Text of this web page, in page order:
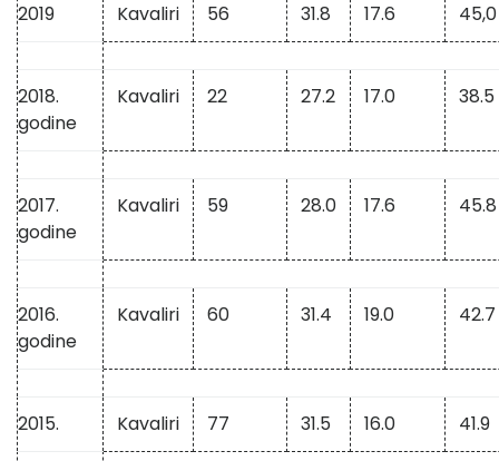
2019 Kavaliri 56 31.8 17.6 45,0
2018.
godine
Kavaliri 22 27.2 17.0 38.5
2017.
godine
Kavaliri 59 28.0 17.6 45.8
2016.
godine
Kavaliri 60 31.4 19.0 42.7
2015. Kavaliri 77 31.5 16.0 41.9